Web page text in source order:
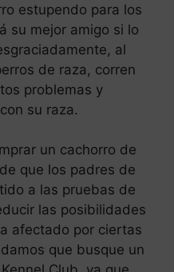
estupendo para los
su mejor amigo si lo
al
de raza, corren
problemas y
su raza.
un cachorro de
que los padres de
a las pruebas de
las posibilidades
afectado por ciertas
que busque un